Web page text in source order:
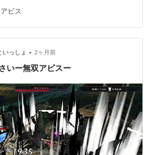
魅の練磨でやっています。） まず連鎖
のレベルを上げました。 結構大変だっ
、直虎も上げました。500以上は力が
げても意味無かったかも？ 準備は整っ
ます！ これは紫鸞、孫策、氏康で障壁
ビス
いっしょ • 2ヶ月前
いー無双アビスー